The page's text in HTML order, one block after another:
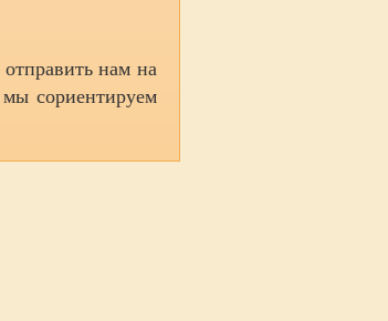
нам на
сориентируем